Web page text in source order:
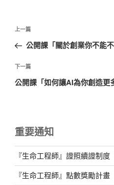
文
導
覽
上
一
文
章
上一篇
公開課「關於創業你不能
下
一
下一篇
公開課「如何讓AI為你創造更
重要通知
『生命工程師』證照續證制度
『生命工程師』點數獎勵計畫